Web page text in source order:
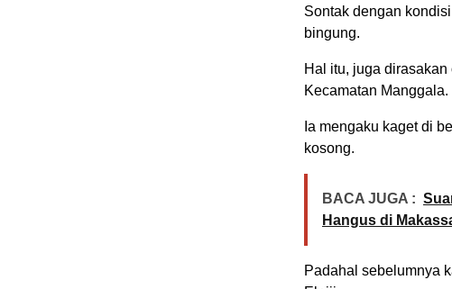
Sontak dengan
bingung.
Hal itu, juga
Kecamatan Manggala.
Ia mengaku kaget di
kosong.
BACA JUGA :
Hangus di
Padahal sebelumnya